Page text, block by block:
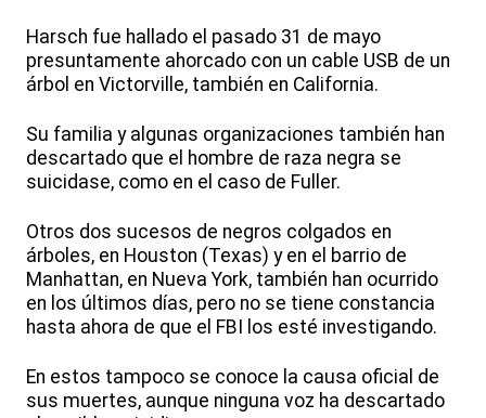
Harsch fue hallado el pasado 31 de mayo
presuntamente ahorcado con un cable USB de un
árbol en Victorville, también en California.
Su familia y algunas organizaciones también han
descartado que el hombre de raza negra se
suicidase, como en el caso de Fuller.
Otros dos sucesos de negros colgados en
árboles, en Houston (Texas) y en el barrio de
Manhattan, en Nueva York, también han ocurrido
en los últimos días, pero no se tiene constancia
hasta ahora de que el FBI los esté investigando.
En estos tampoco se conoce la causa oficial de
sus muertes, aunque ninguna voz ha descartado